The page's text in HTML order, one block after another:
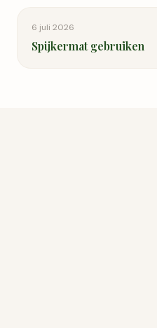
6 juli 2026
Spijkermat gebruiken